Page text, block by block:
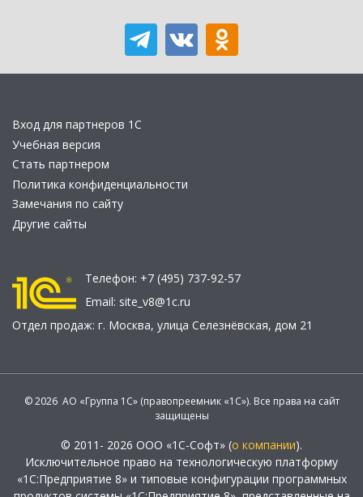
Вход для партнеров 1С
Учебная версия
Стать партнером
Политика конфиденциальности
Замечания по сайту
Другие сайты
Телефон: +7 (495) 737-92-57
Email: site_v8@1c.ru
Отдел продаж: г. Москва, улица Селезнёвская, дом 21
© 2026 АО «Группа 1С» (правопреемник «1С»). Все права на сайт
защищены
© 2011- 2026 ООО «1С-Софт» (о компании).
Исключительное право на технологическую платформу
«1С:Предприятие 8» и типовые конфигурации программных